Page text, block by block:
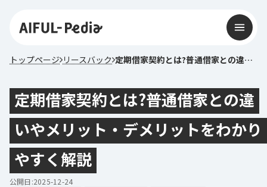
トップページ リースバック 定期借家契約とは?普通借家との違いやメリット・デメリットをわかりやすく解説
定期借家契約とは?普通借家との違
いやメリット・デメリットをわかり
やすく解説
公開日:2025-12-24